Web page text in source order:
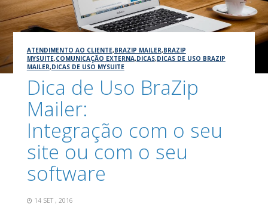
ATENDIMENTO AO CLIENTE,BRAZIP MAILER,BRAZIP
MYSUITE,COMUNICAÇÃO EXTERNA,DICAS,DICAS DE USO BRAZIP
MAILER,DICAS DE USO MYSUITE
Dica de Uso BraZip
Mailer:
Integração com o seu
site ou com o seu
software
14 SET , 2016